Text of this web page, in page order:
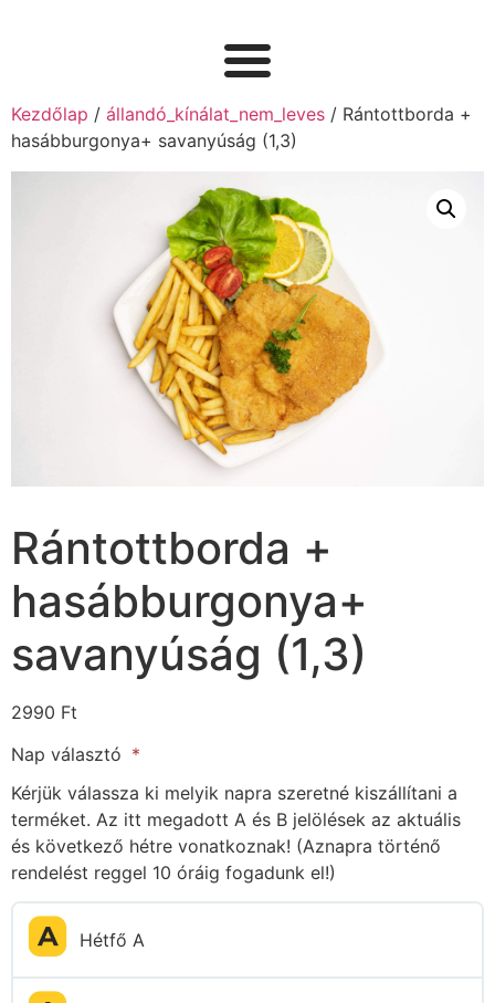
Kezdőlap / állandó_kínálat_nem_leves / Rántottborda +
hasábburgonya+ savanyúság (1,3)
Rántottborda +
hasábburgonya+
savanyúság (1,3)
2990 Ft
Nap választó
Kérjük válassza ki melyik napra szeretné kiszállítani a
terméket. Az itt megadott A és B jelölések az aktuális
és következő hétre vonatkoznak! (Aznapra történő
rendelést reggel 10 óráig fogadunk el!)
Hétfő A